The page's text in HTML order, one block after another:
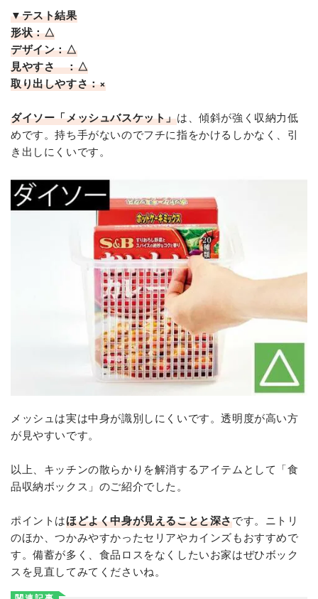
▼テスト結果
形状：△
デザイン：△
見やすさ ：△
取り出しやすさ：×
ダイソー「メッシュバスケット」は、傾斜が強く収納力低
めです。持ち手がないのでフチに指をかけるしかなく、引
き出しにくいです。
メッシュは実は中身が識別しにくいです。透明度が高い方
が見やすいです。
以上、キッチンの散らかりを解消するアイテムとして「食
品収納ボックス」のご紹介でした。
ポイントはほどよく中身が見えることと深さです。ニトリ
のほか、つかみやすかったセリアやカインズもおすすめで
す。備蓄が多く、食品ロスをなくしたいお家はぜひボック
スを見直してみてくださいね。